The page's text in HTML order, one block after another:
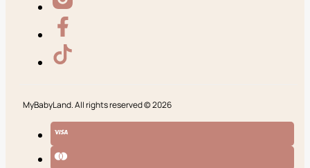
MyBabyLand. All rights reserved © 2026